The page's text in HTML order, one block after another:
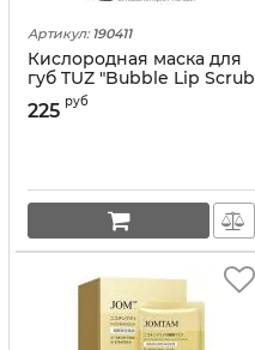
Артикул: 190411
Кислородная маска для
губ TUZ "Bubble Lip Scrub
Cream" 30g
225 руб